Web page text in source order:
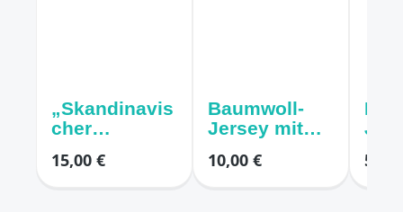
„Skandinavis
cher
– Baumwoll-
15,00 €
Baumwoll-
Jersey mit
Blumenmust
10,00 € 5,00